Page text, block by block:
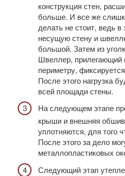
конструкция стен,
больше. И все же
делать не стоит, ведь в
несущую стену и
большой. Затем из
Швеллер, прилегающий
периметру,
После этого нагрузка
всей площади стены.
На следующем этапе
крыши и внешняя
уплотняются, для того
После этого за дело
металлопластиковых
Следующий этап